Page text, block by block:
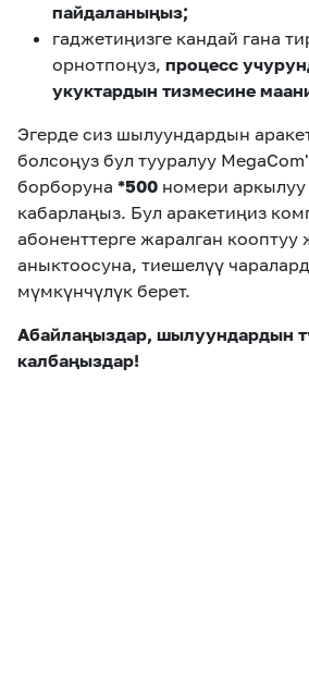
пайдаланыңыз;
гаджетиңизге кандай гана
орнотпоңуз, процесс
укуктардын тизмесине
Эгерде сиз шылуундардын
болсоңуз бул тууралуу
борборуна *500 номери
кабарлаңыз. Бул аракетиңиз
абоненттерге жаралган кооптуу
аныктоосуна, тиешелүү
мүмкүнчүлүк берет.
Абайлаңыздар, шылуундардын
калбаңыздар!